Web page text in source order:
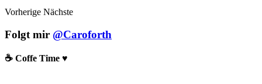
Vorherige Nächste
Folgt mir @Caroforth
☕️ Coffe Time ♥️